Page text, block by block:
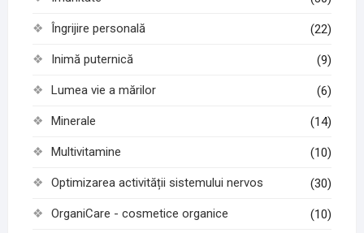
Îngrijire personală (22)
Inimă puternică (9)
Lumea vie a mărilor (6)
Minerale (14)
Multivitamine (10)
Optimizarea activității sistemului nervos (30)
OrganiCare - cosmetice organice (10)